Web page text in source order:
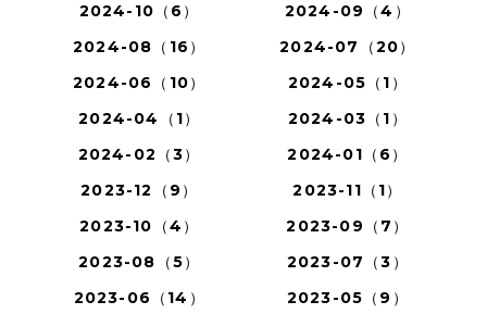
2024-10（6）
2024-09（4）
2024-08（16）
2024-07（20）
2024-06（10）
2024-05（1）
2024-04（1）
2024-03（1）
2024-02（3）
2024-01（6）
2023-12（9）
2023-11（1）
2023-10（4）
2023-09（7）
2023-08（5）
2023-07（3）
2023-06（14）
2023-05（9）